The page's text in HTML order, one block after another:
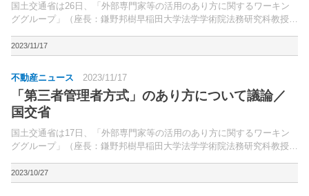
国土交通省は26日、「外部専門家等の活用のあり方に関するワーキン
ググループ」（座長：鎌野邦樹早稲田大学法学学術院法務研究科教授）
性について議論した。
2023/11/17
不動産ニュース 2023/11/17
「第三者管理者方式」のあり方について議論／
国交省
国土交通省は17日、「外部専門家等の活用のあり方に関するワーキン
ググループ」（座長：鎌野邦樹早稲田大学法学学術院法務研究科教授）
た。議論にあたり、事務局が検討すべき論点（案）を提示。
2023/10/27